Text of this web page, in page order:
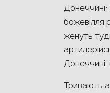
Донеччині:
божевілля
женуть
Донеччині,
Тривають